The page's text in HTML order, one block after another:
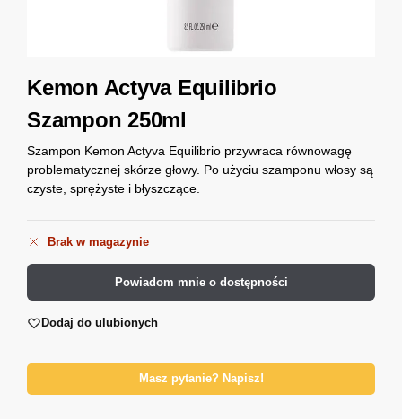
Kemon Actyva Equilibrio
Szampon 250ml
Szampon Kemon Actyva Equilibrio przywraca równowagę
problematycznej skórze głowy. Po użyciu szamponu włosy są
czyste, sprężyste i błyszczące.
Brak w magazynie
Powiadom mnie o dostępności
Dodaj do ulubionych
Masz pytanie? Napisz!